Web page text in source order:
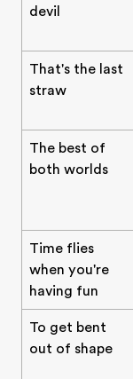
devil
That's the last
straw
The best of
both worlds
Time flies
when you're
having fun
To get bent
out of shape